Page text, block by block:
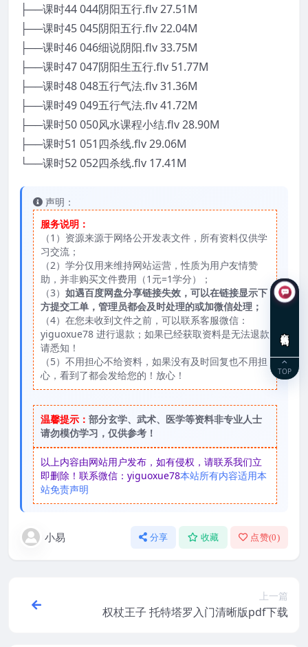
├──课时44 044阴阳五行.flv 27.51M
├──课时45 045阴阳五行.flv 22.04M
├──课时46 046细说阴阳.flv 33.75M
├──课时47 047阴阳生五行.flv 51.77M
├──课时48 048五行气法.flv 31.36M
├──课时49 049五行气法.flv 41.72M
├──课时50 050风水课程小结.flv 28.90M
├──课时51 051四杀线.flv 29.06M
└──课时52 052四杀线.flv 17.41M
声明：
服务说明：
（1）资源来源于网络公开发表文件，所有资料仅供学
习交流；
（2）学分仅用来维持网站运营，性质为用户友情赞
助，并非购买文件费用（1元=1学分）；
（3） 如遇百度网盘分享链接失效，可以在链接显示下
方提交工单，管理员都会及时处理的或加微信处理；
（4）在您未收到文件之前，可以联系客服微信：
yiguoxue78 进行退款；如果已经获取资料是无法退款
请悉知！
（5）不用担心不给资料，如果没有及时回复也不用担
心，看到了都会发给您的！放心！
温馨提示： 部分玄学、武术、医学等资料非专业人士
请勿模仿学习，仅供参考！
以上内容由网站用户发布，如有侵权，请联系我们立
即删除！联系微信：yiguoxue78本站所有内容适用本
站免责声明
小易 分享 收藏 点赞(0)
上一篇
权杖王子 托特塔罗入门清晰版pdf下载
TOP